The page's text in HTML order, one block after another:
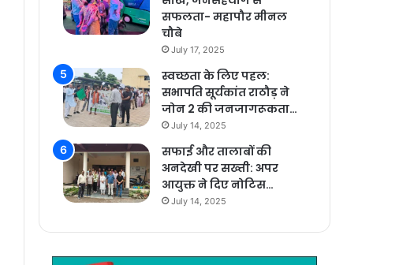
सफलता- महापौर मीनल
चौबे
July 17, 2025
स्वच्छता के लिए पहल:
सभापति सूर्यकांत राठौड़ ने
जोन 2 की जनजागरूकता…
July 14, 2025
सफाई और तालाबों की
अनदेखी पर सख्ती: अपर
आयुक्त ने दिए नोटिस…
July 14, 2025